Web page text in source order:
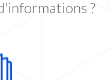
?